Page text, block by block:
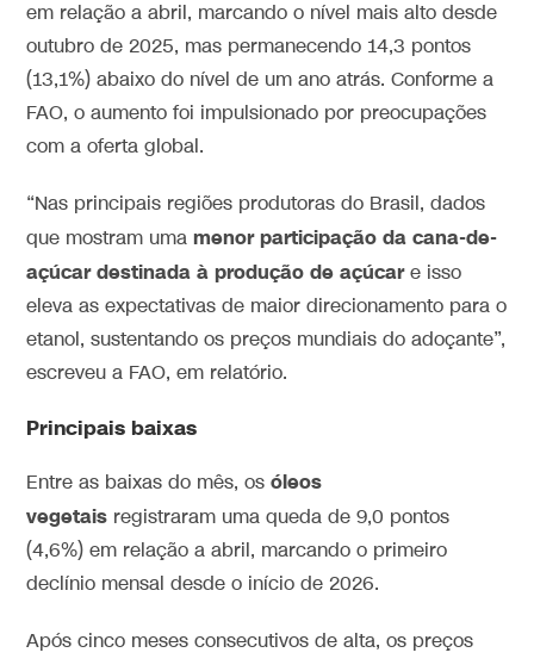
em relação a abril, marcando o nível mais alto desde
outubro de 2025, mas permanecendo 14,3 pontos
(13,1%) abaixo do nível de um ano atrás. Conforme a
FAO, o aumento foi impulsionado por preocupações
com a oferta global.
“Nas principais regiões produtoras do Brasil, dados
que mostram umamenor participação da cana-de-
açúcar destinada à produção de açúcare isso
eleva as expectativas de maior direcionamento para o
etanol, sustentando os preços mundiais do adoçante”,
escreveu a FAO, em relatório.
Principais baixas
Entre as baixas do mês, os óleos
vegetais registraram uma queda de 9,0 pontos
(4,6%) em relação a abril, marcando o primeiro
declínio mensal desde o início de 2026.
Após cinco meses consecutivos de alta, os preços